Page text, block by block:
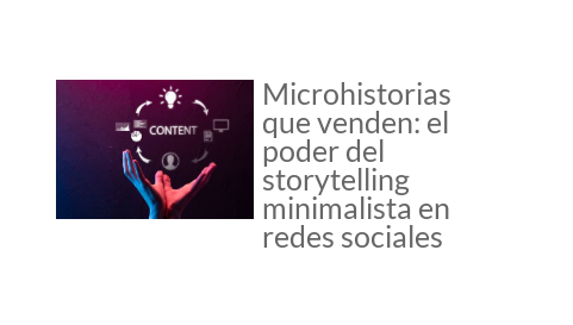
Microhistorias
que venden: el
poder del
storytelling
minimalista en
redes sociales